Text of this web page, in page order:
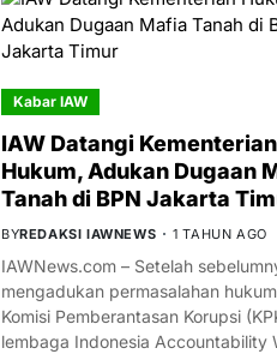
Kabar IAW
IAW Datangi Kementerian
Hukum, Adukan Dugaan
Tanah di BPN Jakarta
BYREDAKSI IAWNEWS 1 TAHUN AGO
IAWNews.com – Setelah
mengadukan permasalahan
Komisi Pemberantasan Korupsi
lembaga Indonesia Accountability